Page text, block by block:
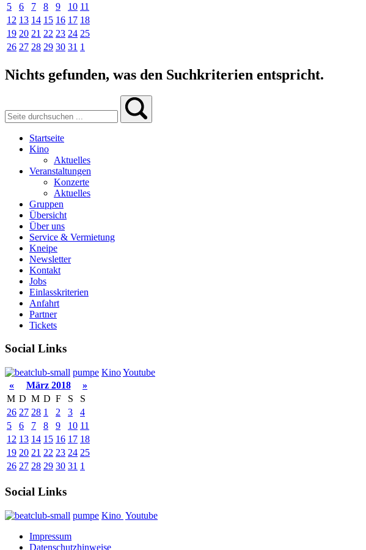
5
6 7 8 9 10 11
12 13 14 15 16 17 18
19 20 21 22 23 24 25
26 27 28 29 30 31 1
Nichts gefunden, was den Suchkriterien entspricht.
Startseite
Kino
Aktuelles
Veranstaltungen
Konzerte
Aktuelles
Gruppen
Übersicht
Über uns
Service & Vermietung
Kneipe
Newsletter
Kontakt
Jobs
Einlasskriterien
Anfahrt
Partner
Tickets
Social Links
pumpe KinoYoutube
«
März 2018
»
M D M D F S
S
26 27 28 1 2 3
4
5
6 7 8 9 10 11
12 13 14 15 16 17 18
19 20 21 22 23 24 25
26 27 28 29 30 31 1
Social Links
pumpe Kino Youtube
Impressum
Datenschutzhinweise